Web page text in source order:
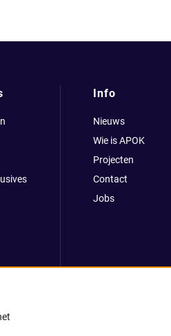
Info
Nieuws
Wie is APOK
Projecten
Contact
Jobs